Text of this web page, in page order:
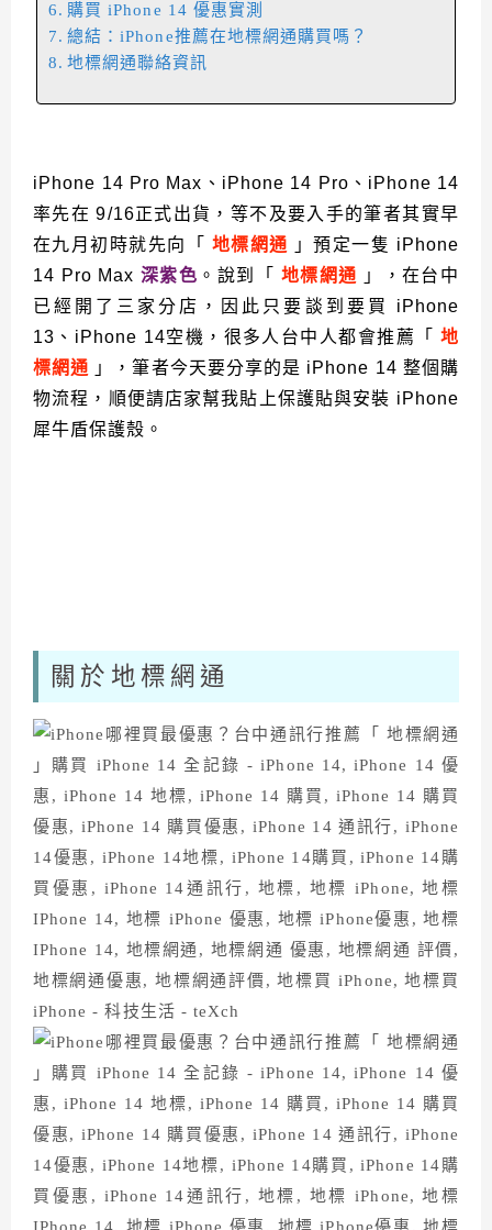
購買 iPhone 14 優惠實測
總結：iPhone推薦在地標網通購買嗎？
地標網通聯絡資訊
iPhone 14 Pro Max、iPhone 14 Pro、iPhone 14
率先在 9/16正式出貨，等不及要入手的筆者其實早
在九月初時就先向「 地標網通 」預定一隻 iPhone
14 Pro Max 深紫色 。說到「 地標網通 」，在台中
已經開了三家分店，因此只要談到要買 iPhone
13、iPhone 14空機，很多人台中人都會推薦「 地
標網通 」，筆者今天要分享的是 iPhone 14 整個購
物流程，順便請店家幫我貼上保護貼與安裝 iPhone
犀牛盾保護殼。
關於地標網通